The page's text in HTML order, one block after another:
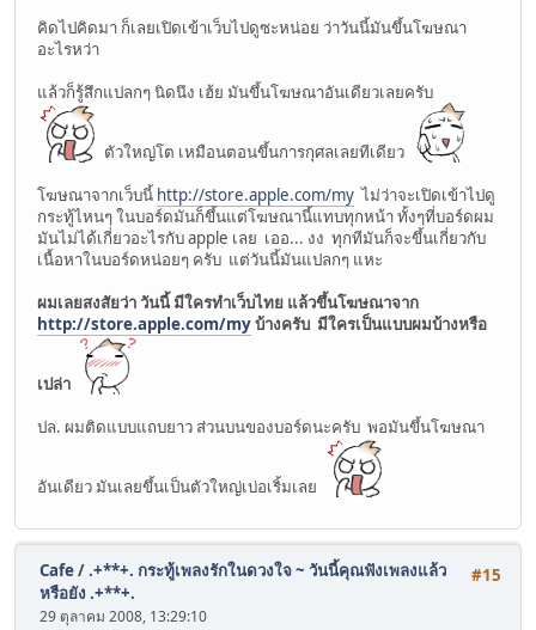
คิดไปคิดมา ก็เลยเปิดเข้าเว็บไปดูซะหน่อย ว่าวันนี้มันขึ้นโฆษณา
อะไรหว่า
แล้วก็รู้สึกแปลกๆ นิดนึง เฮ้ย มันขึ้นโฆษณาอันเดียวเลยครับ
ตัวใหญ่โต เหมือนตอนขึ้นการกุศลเลยทีเดียว
โฆษณาจากเว็บนี้ http://store.apple.com/my ไม่ว่าจะเปิดเข้าไปดู
กระทู้ไหนๆ ในบอร์ดมันก็ขึ้นแต่โฆษณานี้แทบทุกหน้า ทั้งๆที่บอร์ดผม
มันไม่ได้เกี่ยวอะไรกับ apple เลย เออ... งง ทุกทีมันก็จะขึ้นเกี่ยวกับ
เนื้อหาในบอร์ดหน่อยๆ ครับ แต่วันนี้มันแปลกๆ แหะ
ผมเลยสงสัยว่า วันนี้ มีใครทำเว็บไทย แล้วขึ้นโฆษณาจาก
http://store.apple.com/myบ้างครับ มีใครเป็นแบบผมบ้างหรือ
เปล่า
ปล. ผมติดแบบแถบยาว ส่วนบนของบอร์ดนะครับ พอมันขึ้นโฆษณา
อันเดียว มันเลยขึ้นเป็นตัวใหญ่เบ่อเริ้มเลย
#15
Cafe/.+**+. กระทู้เพลงรักในดวงใจ ~ วันนี้คุณฟังเพลงแล้ว
หรือยัง .+**+.
29 ตุลาคม 2008, 13:29:10